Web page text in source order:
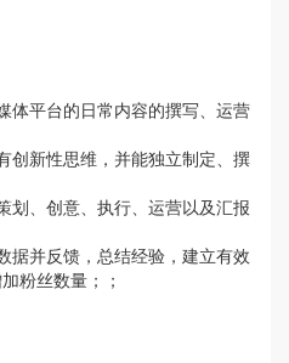
体平台的日常内容的撰写、运营
创新性思维，并能独立制定、撰
划、创意、执行、运营以及汇报
据并反馈，总结经验，建立有效
粉丝数量；；